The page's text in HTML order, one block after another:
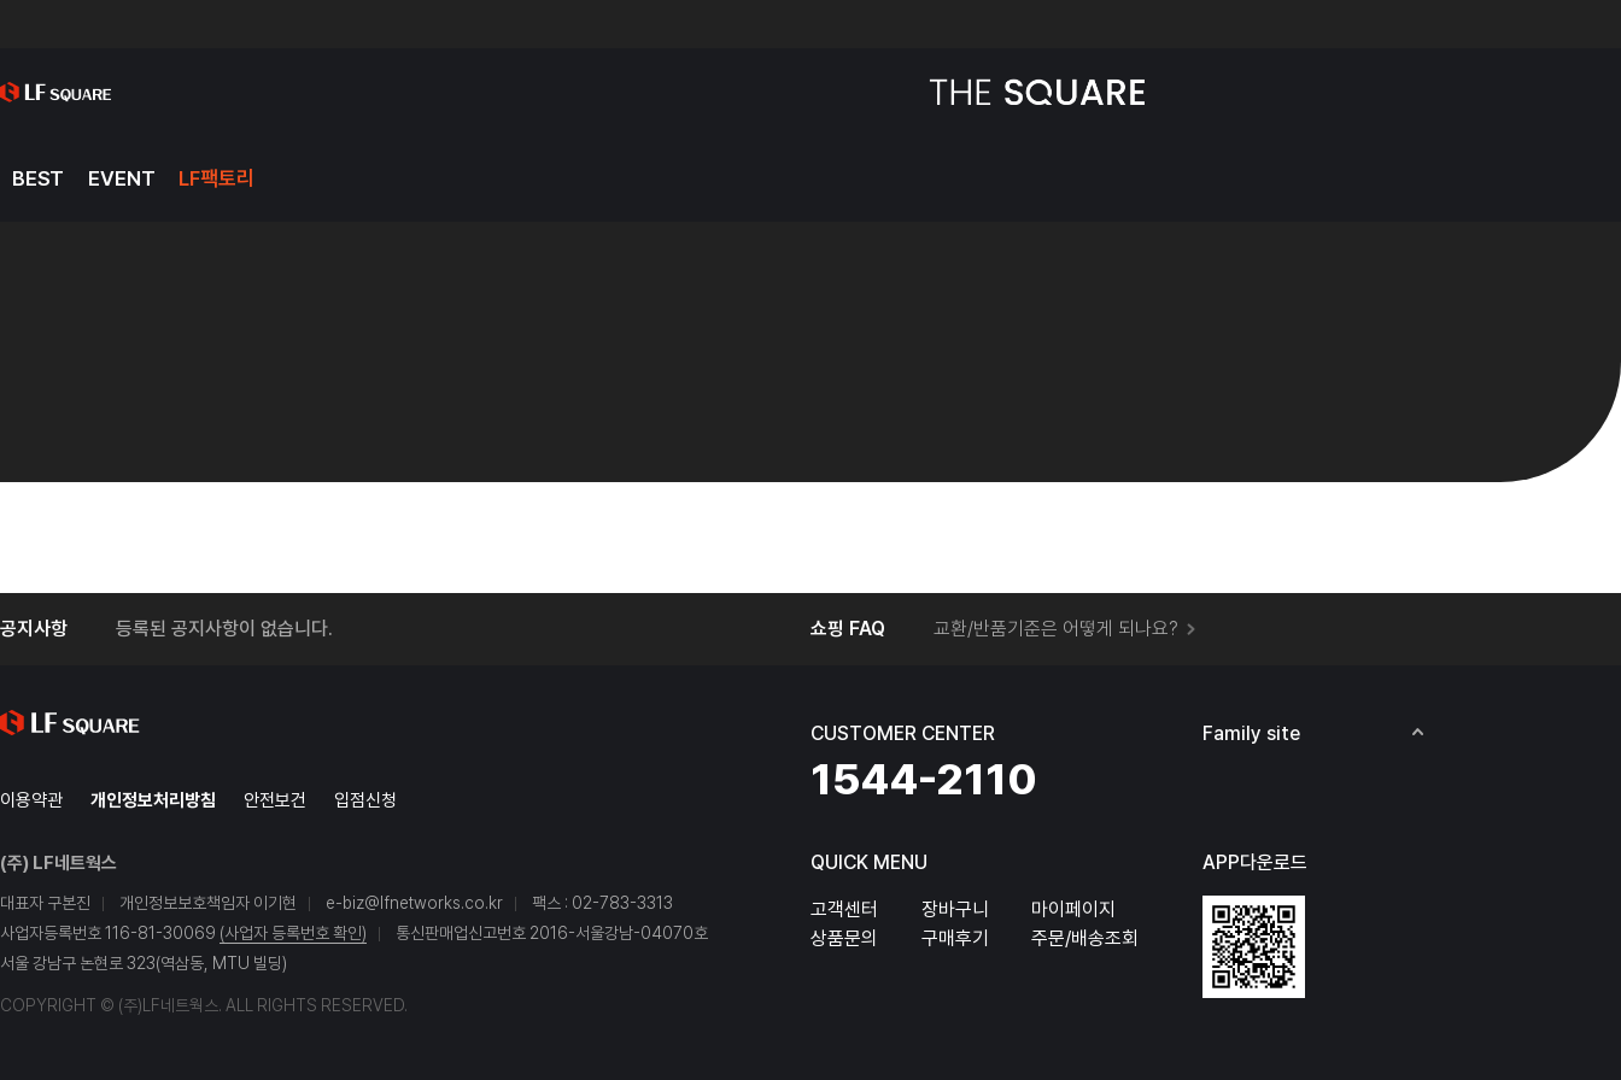
BEST EVENT LF팩토리
공지사항 등록된 공지사항이 없습니다. 쇼핑 FAQ
온라인에서 주문 후 오프라인 매장에서 상품을 수령할 수 있나요?
교환/반품기준은 어떻게 되나요?
온라인에서 구매한 상품 오프라인에서 반품이 가능한가요?
이용약관 개인정보처리방침 안전보건 입점신청
(주) LF네트웍스
대표자 구본진 개인정보보호책임자 이기현 e-biz@lfnetworks.co.kr
팩스 : 02-783-3313
사업자등록번호 116-81-30069 (사업자 등록번호 확인)
통신판매업신고번호 2016-서울강남-04070호
서울 강남구 논현로 323(역삼동, MTU 빌딩)
COPYRIGHT © (주)LF네트웍스. ALL RIGHTS RESERVED.
CUSTOMER CENTER
1544-2110
Family site
QUICK MENU
고객센터 장바구니
마이페이지
상품문의
구매후기 주문/배송조회
APP다운로드